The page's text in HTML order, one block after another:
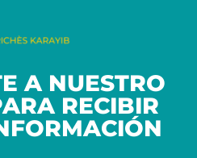
A NUESTRO
RECIBIR